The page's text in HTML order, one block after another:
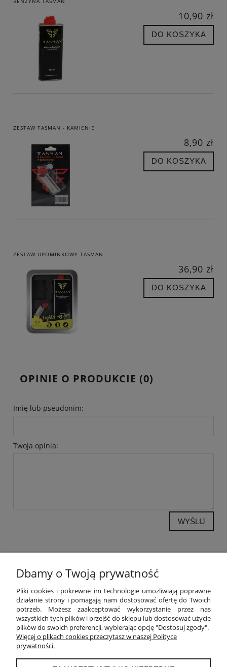
10,90 zł
DO KOSZYKA
ZESTAW TASMAN - KAMIENIE
8,90 zł
DO KOSZYKA
ZESTAW UPOMINKOWY TASMAN
36,90 zł
DO KOSZYKA
OPINIE O PRODUKCIE (0)
Imię lub pseudonim:
Twoja opinia:
WYŚLIJ
POMOC
MOJE KONTO
PŁATNOŚCI I DOSTAWA
INFORMACJE
Dbamy o Twoją prywatność
Pliki cookies i pokrewne im technologie umożliwiają poprawne
działanie strony i pomagają nam dostosować ofertę do Twoich
potrzeb. Możesz zaakceptować wykorzystanie przez nas
wszystkich tych plików i przejść do sklepu lub dostosować użycie
plików do swoich preferencji, wybierając opcję "Dostosuj zgody".
Więcej o plikach cookies przeczytasz w naszej Polityce
prywatności.